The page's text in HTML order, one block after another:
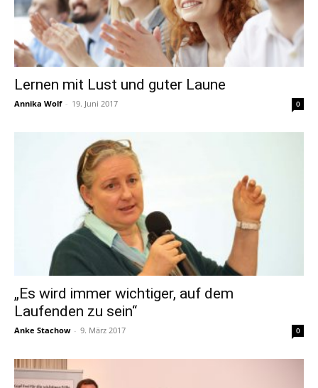
Lernen mit Lust und guter Laune
Annika Wolf - 19. Juni 2017 0
„Es wird immer wichtiger, auf dem
Laufenden zu sein“
Anke Stachow - 9. März 2017 0